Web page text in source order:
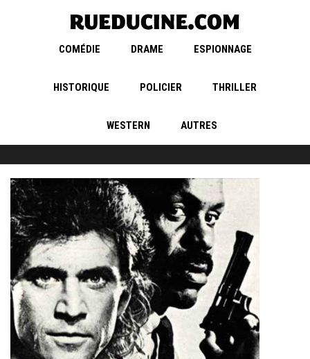
COMÉDIE DRAME ESPIONNAGE
HISTORIQUE POLICIER THRILLER
WESTERN AUTRES